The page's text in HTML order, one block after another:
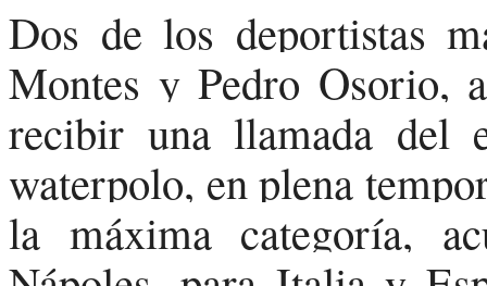
Dos de los deportistas
Montes y Pedro Osorio,
recibir una llamada del
waterpolo, en plena
la máxima categoría,